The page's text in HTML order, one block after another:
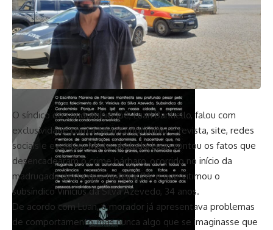
O síndico do condomínio Ipê, Luan Baritiello, falou com
exclusividade com a Meu Condomínio – revista, site, redes
sociais e eventos. Muito abalado, Luan contou os fatos que
desencadearam o crime bárbaro, ocorrido no início da
madrugada desta quarta-feira, 26, e que vitimou o
subsíndico Vinícius da Silva Azevedo, 34 anos.
De acordo com Luan, o morador já apresentava problemas
de comportamento, mas nunca algo que se imaginasse que